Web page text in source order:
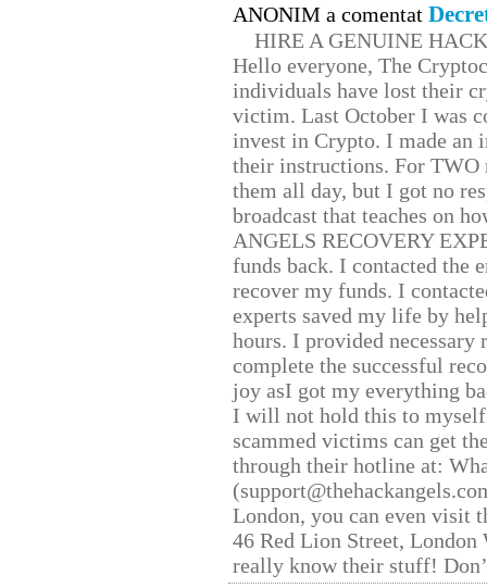
ANONIM a comentat
HIRE A GENUINE
Hello everyone, The
individuals have lost their
victim. Last October I was
invest in Crypto. I made
their instructions. For TWO
them all day, but I got no
broadcast that teaches on
ANGELS RECOVERY
funds back. I contacted the
recover my funds. I
experts saved my life by
hours. I provided
complete the successful
joy asI got my everything
I will not hold this to
scammed victims can get
through their hotline at:
London, you can even visit
46 Red Lion Street, London
really know their stuff!